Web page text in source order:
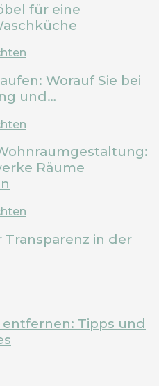
für eine
Worauf Sie bei
und…
Räume
Transparenz in der
Tipps und